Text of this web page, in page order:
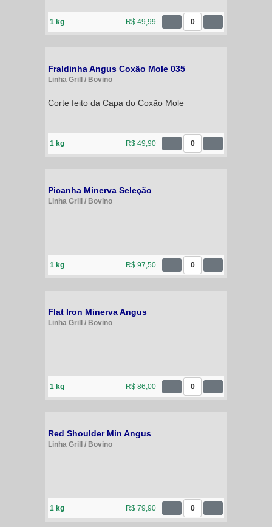
1 kg R$ 49,99 0
Fraldinha Angus Coxão Mole 035
Linha Grill / Bovino
Corte feito da Capa do Coxão Mole
1 kg R$ 49,90 0
Picanha Minerva Seleção
Linha Grill / Bovino
1 kg R$ 97,50 0
Flat Iron Minerva Angus
Linha Grill / Bovino
1 kg R$ 86,00 0
Red Shoulder Min Angus
Linha Grill / Bovino
1 kg R$ 79,90 0